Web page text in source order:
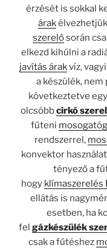
érzését is sokkal
árak
szerelősorán
elkezd kihűlni a
javítás árakvíz,
a készülék,
következtetve egy
olcsóbbcirkó
fűteni
rendszerrel,
konvektor
tényező a
hogy klímaszerelés
ellátás is
esetben, ha
fel gázkészülék
csak a fűtéshez